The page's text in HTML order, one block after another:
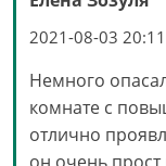
2021-08-03
Немного
комнате с
отлично